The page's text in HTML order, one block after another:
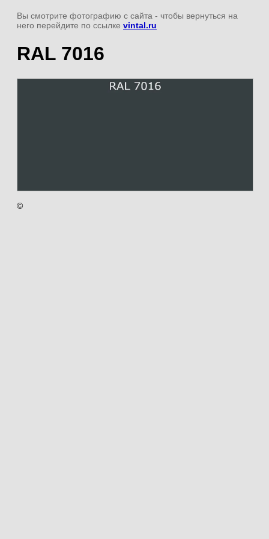
Вы смотрите фотографию с сайта - чтобы вернуться на
него перейдите по ссылке vintal.ru
RAL 7016
©